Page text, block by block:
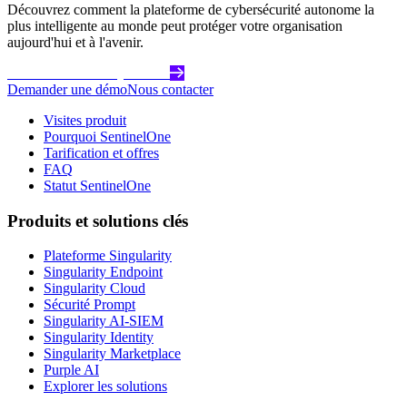
Découvrez comment la plateforme de cybersécurité autonome la
plus intelligente au monde peut protéger votre organisation
aujourd'hui et à l'avenir.
Demander une démoNous contacter
Visites produit
Pourquoi SentinelOne
Tarification et offres
FAQ
Statut SentinelOne
Produits et solutions clés
Plateforme Singularity
Singularity Endpoint
Singularity Cloud
Sécurité Prompt
Singularity AI-SIEM
Singularity Identity
Singularity Marketplace
Purple AI
Explorer les solutions